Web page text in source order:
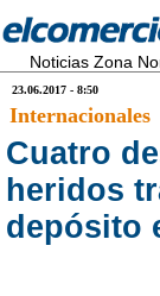
Noticias Zona
23.06.2017 - 8:50
Internacionales
Cuatro
heridos
depósito